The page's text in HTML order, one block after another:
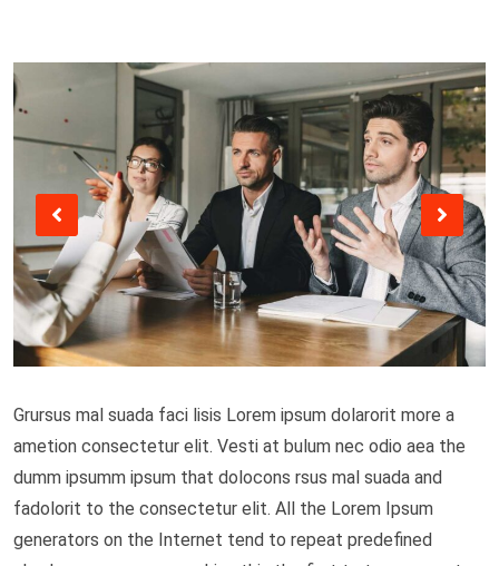
Grursus mal suada faci lisis Lorem ipsum dolarorit more a
ametion consectetur elit. Vesti at bulum nec odio aea the
dumm ipsumm ipsum that dolocons rsus mal suada and
fadolorit to the consectetur elit. All the Lorem Ipsum
generators on the Internet tend to repeat predefined